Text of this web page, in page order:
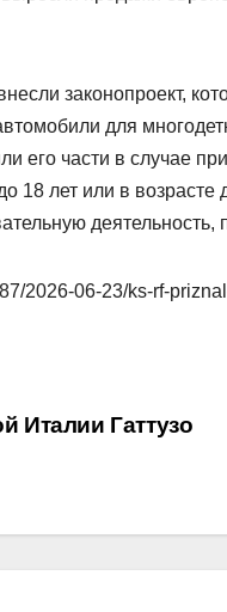
законопроект,
для
его части в случае
18 лет или в
деятельность,
2026-06-23/ks-rf-
Италии Гаттузо